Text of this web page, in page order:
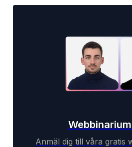
Anmäl dig till våra gratis